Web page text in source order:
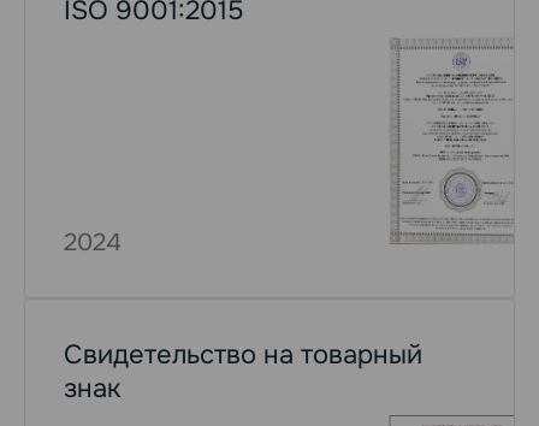
ISO 9001:2015
2024
Свидетельство на товарный
знак